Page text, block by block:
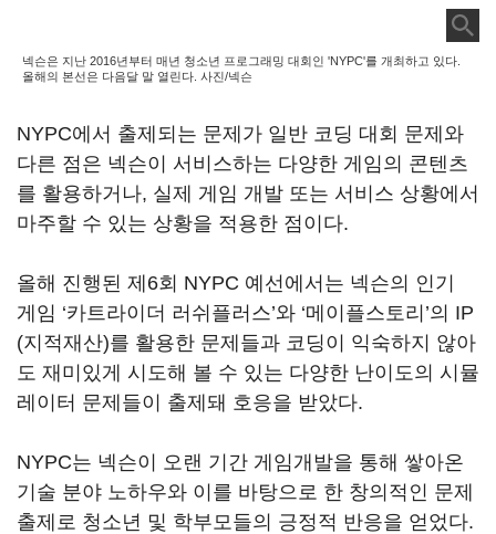
넥슨은 지난 2016년부터 매년 청소년 프로그래밍 대회인 'NYPC'를 개최하고 있다.
올해의 본선은 다음달 말 열린다. 사진/넥슨
NYPC에서 출제되는 문제가 일반 코딩 대회 문제와
다른 점은 넥슨이 서비스하는 다양한 게임의 콘텐츠
를 활용하거나, 실제 게임 개발 또는 서비스 상황에서
마주할 수 있는 상황을 적용한 점이다.
올해 진행된 제6회 NYPC 예선에서는 넥슨의 인기
게임 ‘카트라이더 러쉬플러스’와 ‘메이플스토리’의 IP
(지적재산)를 활용한 문제들과 코딩이 익숙하지 않아
도 재미있게 시도해 볼 수 있는 다양한 난이도의 시뮬
레이터 문제들이 출제돼 호응을 받았다.
NYPC는 넥슨이 오랜 기간 게임개발을 통해 쌓아온
기술 분야 노하우와 이를 바탕으로 한 창의적인 문제
출제로 청소년 및 학부모들의 긍정적 반응을 얻었다.